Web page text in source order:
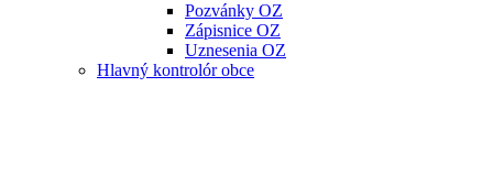
Pozvánky OZ
Zápisnice OZ
Uznesenia OZ
Hlavný kontrolór obce